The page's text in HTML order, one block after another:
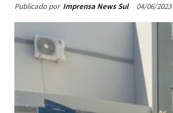
Publicado por Imprensa News Sul 04/06/2023